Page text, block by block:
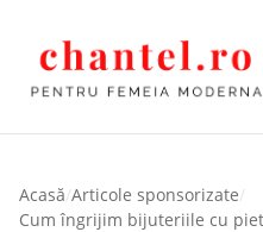
Acasă/Articole sponsorizate/